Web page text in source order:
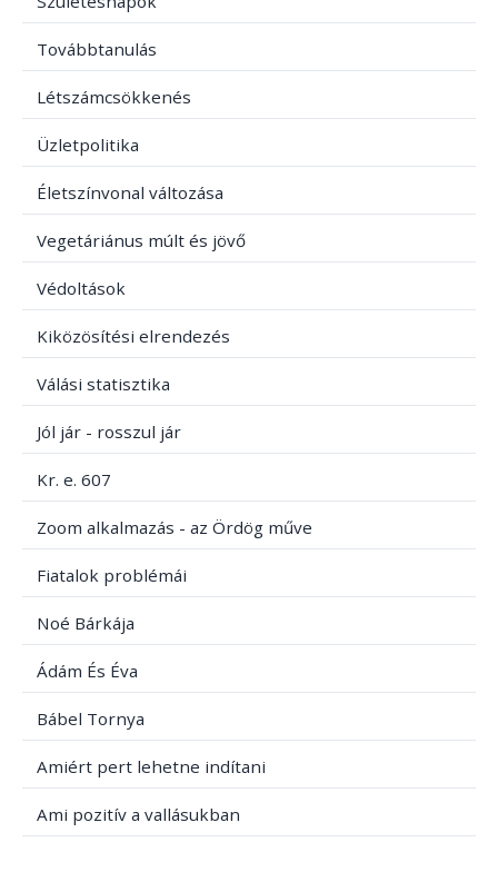
Továbbtanulás
Létszámcsökkenés
Üzletpolitika
Életszínvonal változása
Vegetáriánus múlt és jövő
Védoltások
Kiközösítési elrendezés
Válási statisztika
Jól jár - rosszul jár
Kr. e. 607
Zoom alkalmazás - az Ördög műve
Fiatalok problémái
Noé Bárkája
Ádám És Éva
Bábel Tornya
Amiért pert lehetne indítani
Ami pozitív a vallásukban